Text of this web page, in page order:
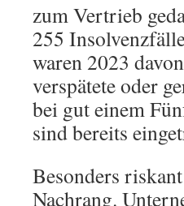
zum Vertrieb
255
waren 2023
verspätete oder
bei gut einem
sind bereits
Besonders
Nachrang.